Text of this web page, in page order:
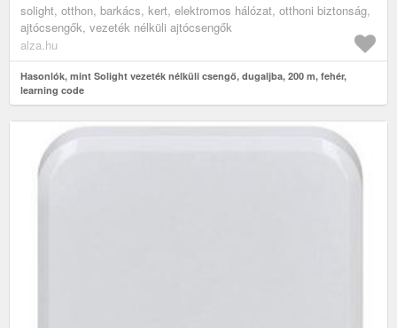
solight, otthon, barkács, kert, elektromos hálózat, otthoni biztonság,
ajtócsengők, vezeték nélküli ajtócsengők
alza.hu
Hasonlók, mint Solight vezeték nélküli csengő, dugaljba, 200 m, fehér,
learning code